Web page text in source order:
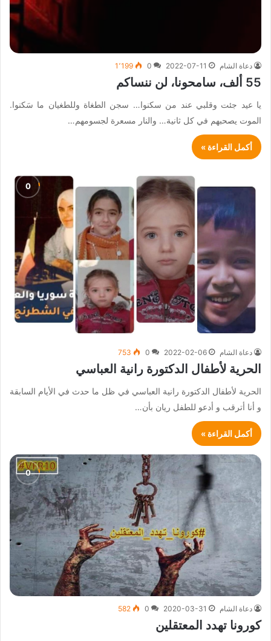
دعاة الشام 2022-07-11
0 1٬199
55 ألف، سامحونا، لن ننساكم
يا عيد جئت وقلبي عند من سكنوا… سجن الطغاة وللطغيان ما سَكنوا.
الموت يصحبهم في كل ثانية… والنار مسعرة لجسومهم…
أكمل القراءة »
دعاة الشام 2022-02-06
0
753
الحرية لأطفال الدكتورة رانية العباسي
الحرية لأطفال الدكتورة رانية العباسي في ظل ما حدث في الأيام السابقة
و أنا أترقب و أدعو للطفل ريان بأن…
أكمل القراءة »
دعاة الشام 2020-03-31
0
582
كورونا تهدد المعتقلين